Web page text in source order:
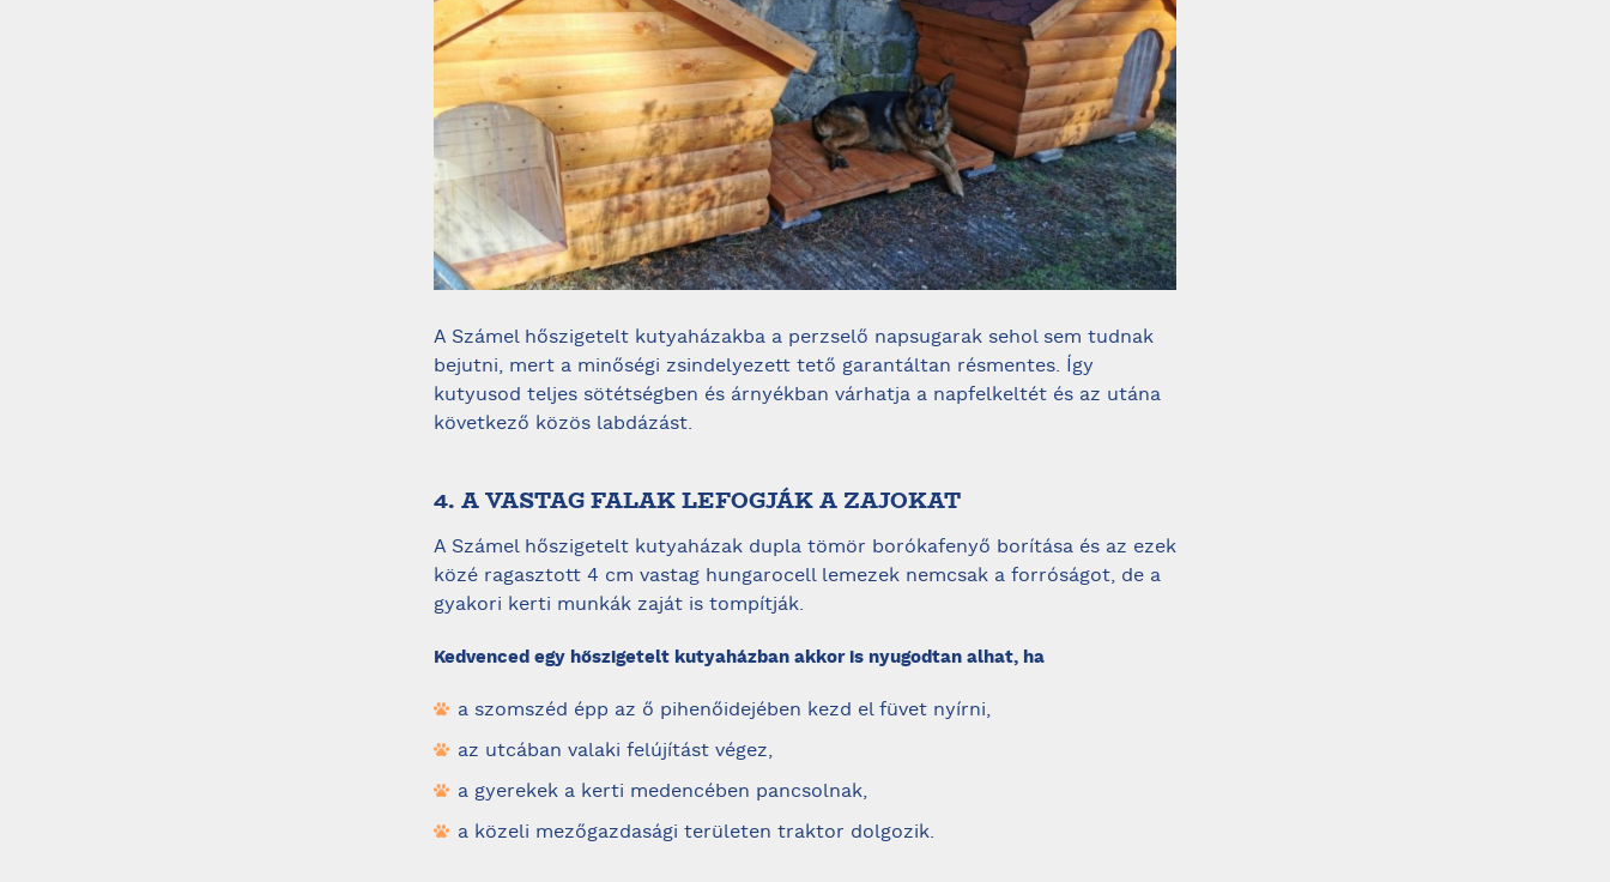
A Számel hőszigetelt kutyaházakba a perzselő napsugarak sehol sem tudnak
bejutni, mert a minőségi zsindelyezett tető garantáltan résmentes. Így
kutyusod teljes sötétségben és árnyékban várhatja a napfelkeltét és az utána
következő közös labdázást.
4. A VASTAG FALAK LEFOGJÁK A ZAJOKAT
A Számel hőszigetelt kutyaházak dupla tömör borókafenyő borítása és az ezek
közé ragasztott 4 cm vastag hungarocell lemezek nemcsak a forróságot, de a
gyakori kerti munkák zaját is tompítják.
Kedvenced egy hőszigetelt kutyaházban akkor is nyugodtan alhat, ha
a szomszéd épp az ő pihenőidejében kezd el füvet nyírni,
az utcában valaki felújítást végez,
a gyerekek a kerti medencében pancsolnak,
a közeli mezőgazdasági területen traktor dolgozik.